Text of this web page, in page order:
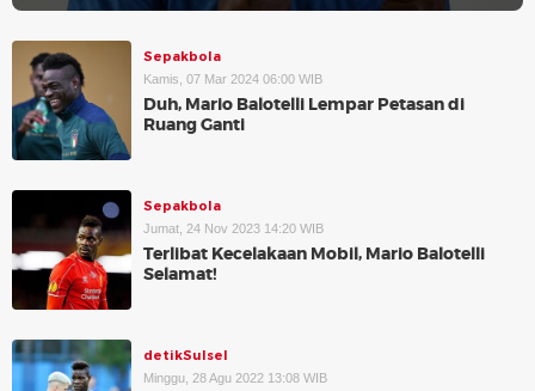
Sepakbola
Kamis, 07 Mar 2024 06:00 WIB
Duh, Mario Balotelli Lempar Petasan di
Ruang Ganti
Sepakbola
Jumat, 24 Nov 2023 14:20 WIB
Terlibat Kecelakaan Mobil, Mario Balotelli
Selamat!
detikSulsel
Minggu, 28 Agu 2022 13:08 WIB